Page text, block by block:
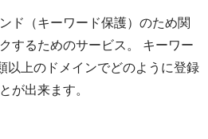
ド（キーワード保護）のため関
するためのサービス。 キーワー
以上のドメインでどのように登録
が出来ます。